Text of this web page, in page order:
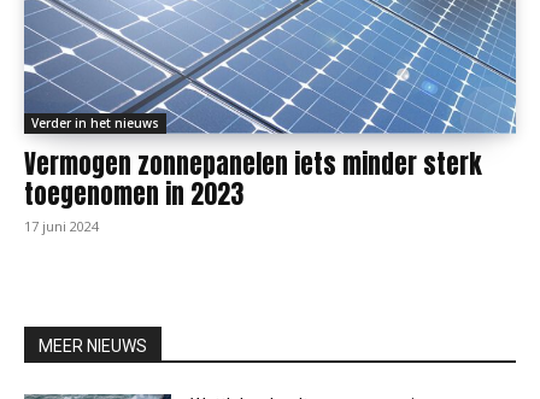
Verder in het nieuws
Vermogen zonnepanelen iets minder sterk
toegenomen in 2023
17 juni 2024
MEER NIEUWS